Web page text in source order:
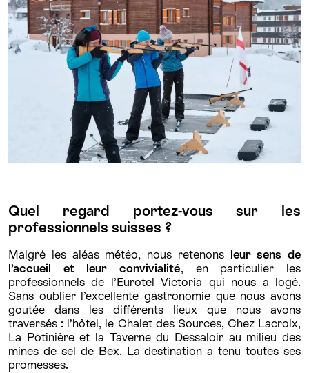
Quel regard portez-vous sur les
professionnels suisses ?
Malgré les aléas météo, nous retenons leur sens de
l’accueil et leur convivialité, en particulier les
professionnels de l’Eurotel Victoria qui nous a logé.
Sans oublier l’excellente gastronomie que nous avons
goutée dans les différents lieux que nous avons
traversés : l’hôtel, le Chalet des Sources, Chez Lacroix,
La Potinière et la Taverne du Dessaloir au milieu des
mines de sel de Bex. La destination a tenu toutes ses
promesses.